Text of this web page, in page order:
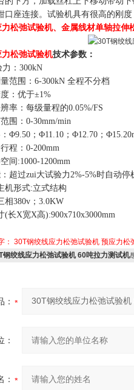
口座连接。试验机具有很高的刚度
松弛试验机、金属线材单轴拉伸
松弛试验机技术参数 ：
力：300kN
范围：6-300kN 全程不分档
：优于±1%
率：每级量程的0.05%/FS
围：0-30mm/min
Φ9.50；Φ11.10；Φ12.70；
程：0-200mm
间:1000-1200mm
超过zui大试验力2%-5%时自动停
机形式:立式结构
相380v；3.0KW
(长X宽X高):900x710x3000mm
： 30T钢绞线应力松弛试验机 预应力松
钢绞线应力松弛试验机 60吨拉力测试机
：
：
：